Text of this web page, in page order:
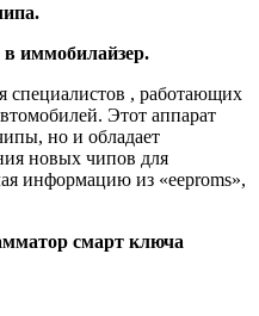
иммобилайзер.
, работающих
Этот аппарат
но и обладает
новых чипов для
информацию из «eeproms»,
ключа